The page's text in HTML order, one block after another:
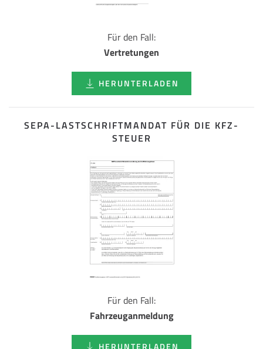
Für den Fall:
Vertretungen
HERUNTERLADEN
SEPA-LASTSCHRIFT­MANDAT FÜR DIE KFZ-
STEUER
Für den Fall:
Fahrzeuganmeldung
HERUNTERLADEN